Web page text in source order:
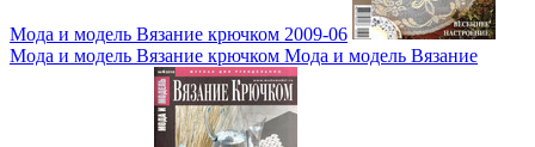
Мода и модель Вязание крючком 2009-06
Мода и модель Вязание крючком Мода и модель Вязание